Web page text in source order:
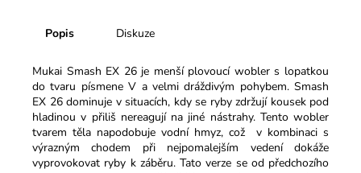
Popis Diskuze
Mukai Smash EX 26 je menší plovoucí wobler s lopatkou
do tvaru písmene V a velmi dráždivým pohybem. Smash
EX 26 dominuje v situacích, kdy se ryby zdržují kousek pod
hladinou v přiliš nereagují na jiné nástrahy. Tento wobler
tvarem těla napodobuje vodní hmyz, což v kombinaci s
výrazným chodem při nejpomalejším vedení dokáže
vyprovokovat ryby k záběru. Tato verze se od předchozího